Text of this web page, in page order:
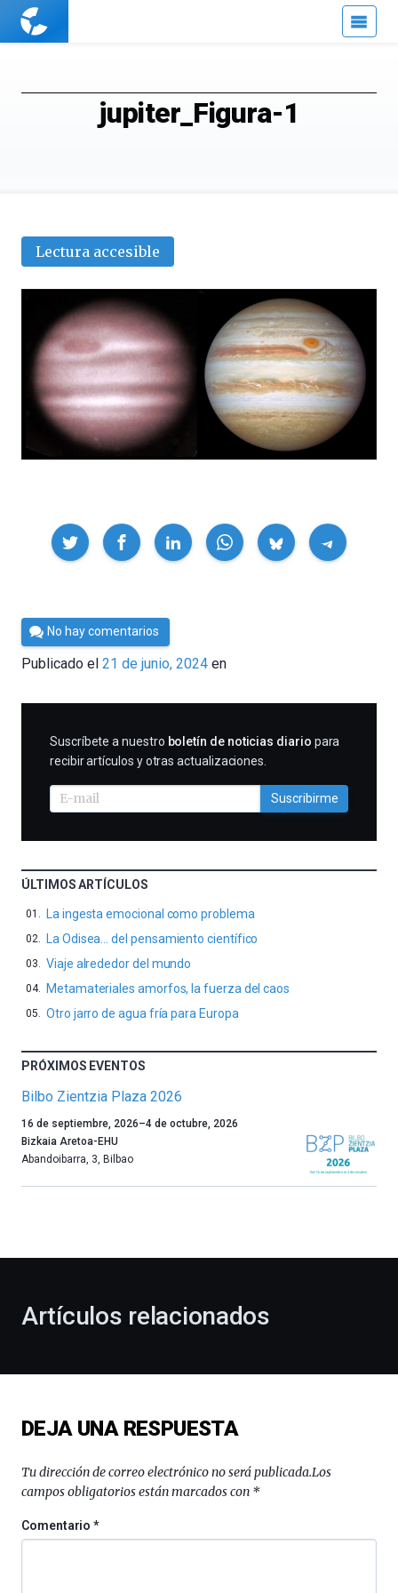
Cuaderno
jupiter_Figura-1
Lectura accesible
Compartir
Por
César
Tomé
No hay comentarios
Publicado el 21 de junio, 2024 en
SUSCRIBIRME
Suscríbete a nuestro boletín de noticias diario para
recibir artículos y otras actualizaciones.
Suscribirme
ÚLTIMOS ARTÍCULOS
La ingesta emocional como problema
La Odisea… del pensamiento científico
Viaje alrededor del mundo
Metamateriales amorfos, la fuerza del caos
Otro jarro de agua fría para Europa
PRÓXIMOS EVENTOS
Bilbo Zientzia Plaza 2026
Un
año
más,
celebración
novena
Bilbo
(BZP),
un
que
16 de septiembre, 2026–4 de octubre, 2026
Bizkaia Aretoa-EHU
Abandoibarra, 3, Bilbao
Artículos relacionados
DEJA UNA RESPUESTA
Tu dirección de correo electrónico no será publicada.Los
campos obligatorios están marcados con *
Comentario*